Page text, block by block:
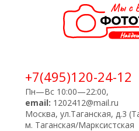
+7(495)120-24-12
Пн—Вс 10:00—22:00,
email: 1202412@mail.ru
Москва, ул.Таганская, д.3
м. Таганская/Марксистская